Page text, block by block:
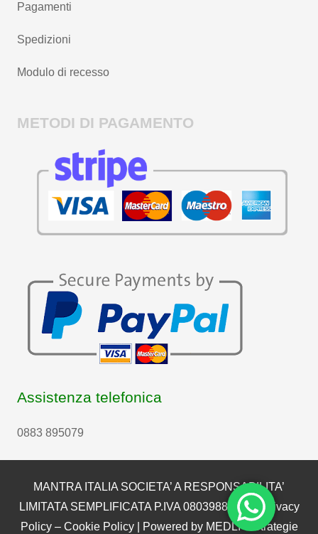
Pagamenti
Spedizioni
Modulo di recesso
METODI DI PAGAMENTO
Assistenza telefonica
0883 895079
MANTRA ITALIA SOCIETA’ A RESPONSABILITA’
LIMITATA SEMPLIFICATA P.IVA 08039880722 | Privacy
Policy– Cookie Policy| Powered by MEDLI – Strategie